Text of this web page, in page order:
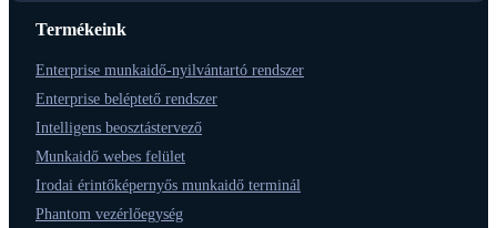
Termékeink
Enterprise munkaidő-nyilvántartó rendszer
Enterprise beléptető rendszer
Intelligens beosztástervező
Munkaidő webes felület
Irodai érintőképernyős munkaidő terminál
Phantom vezérlőegység